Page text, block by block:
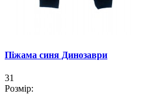
Піжама синя Динозаври
31
Розмір: